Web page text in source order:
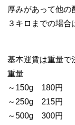
厚みがあって他の
３キロまでの場合
基本運賃は重量で
重量
～150g 180円
～250g 215円
～500g 300円